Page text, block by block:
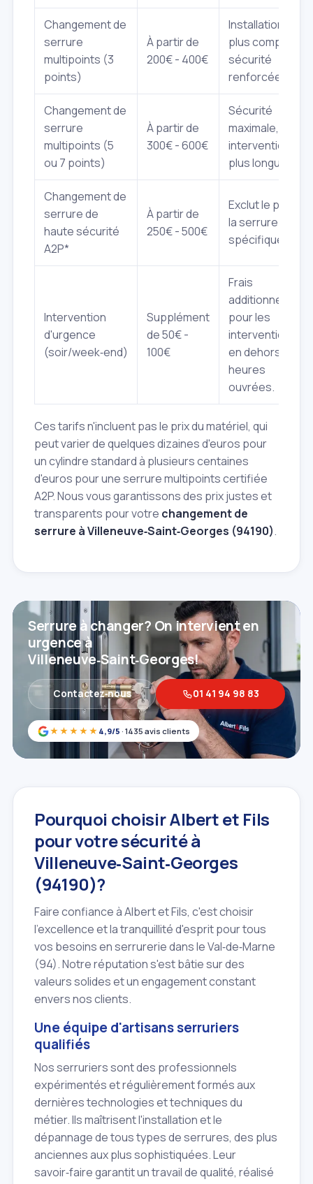
Changement de
serrure
multipoints (3
points)
À partir de
200€ - 400€
Installation
plus complexe,
sécurité
renforcée.
Changement de
serrure
multipoints (5
ou 7 points)
À partir de
300€ - 600€
Sécurité
maximale,
intervention
plus longue.
Changement de
serrure de
haute sécurité
A2P*
À partir de
250€ - 500€
Exclut le prix de
la serrure A2P
spécifique.
Intervention
d'urgence
(soir/week‑end)
Supplément
de 50€ -
100€
Frais
additionnels
pour les
interventions
en dehors des
heures
ouvrées.
Ces tarifs n'incluent pas le prix du matériel, qui
peut varier de quelques dizaines d'euros pour
un cylindre standard à plusieurs centaines
d'euros pour une serrure multipoints certifiée
A2P. Nous vous garantissons des prix justes et
transparents pour votre changement de
serrure à Villeneuve‑Saint‑Georges (94190).
★★★★★ 4,9/5 · 1435 avis clients
Serrure à changer? On intervient en
urgence à
Villeneuve‑Saint‑Georges!
Contactez‑nous 01 41 94 98 83
Pourquoi choisir Albert et Fils
pour votre sécurité à
Villeneuve‑Saint‑Georges
(94190)?
Faire confiance à Albert et Fils, c'est choisir
l'excellence et la tranquillité d'esprit pour tous
vos besoins en serrurerie dans le Val‑de‑Marne
(94). Notre réputation s'est bâtie sur des
valeurs solides et un engagement constant
envers nos clients.
Une équipe d'artisans serruriers
qualifiés
Nos serruriers sont des professionnels
expérimentés et régulièrement formés aux
dernières technologies et techniques du
métier. Ils maîtrisent l'installation et le
dépannage de tous types de serrures, des plus
anciennes aux plus sophistiquées. Leur
savoir‑faire garantit un travail de qualité, réalisé